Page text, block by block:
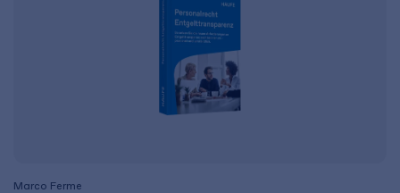
Marco Ferme